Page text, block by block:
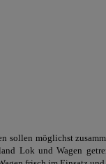
sollen möglichst
Lok und Wagen